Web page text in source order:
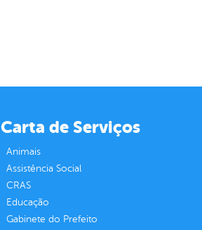
Carta de Serviços
Animais
Assistência Social
CRAS
Educação
Gabinete do Prefeito